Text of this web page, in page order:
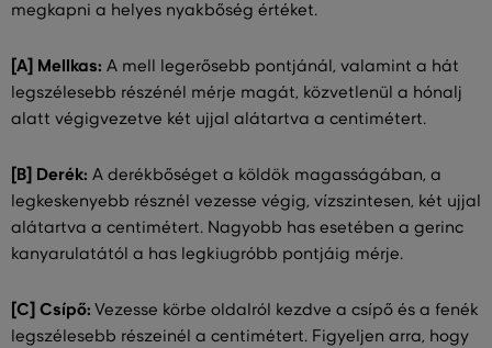
megkapni a helyes nyakbőség értéket.
[A] Mellkas: A mell legerősebb pontjánál, valamint a hát
legszélesebb részénél mérje magát, közvetlenül a hónalj
alatt végigvezetve két ujjal alátartva a centimétert.
[B] Derék: A derékbőséget a köldök magasságában, a
legkeskenyebb résznél vezesse végig, vízszintesen, két ujjal
alátartva a centimétert. Nagyobb has esetében a gerinc
kanyarulatától a has legkiugróbb pontjáig mérje.
[C] Csípő: Vezesse körbe oldalról kezdve a csípő és a fenék
legszélesebb részeinél a centimétert. Figyeljen arra, hogy